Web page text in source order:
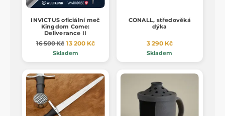
INVICTUS oficiální meč
Kingdom Come:
Deliverance II
16 500 Kč 13 200 Kč
Skladem
CONALL, středověká
dýka
3 290 Kč
Skladem